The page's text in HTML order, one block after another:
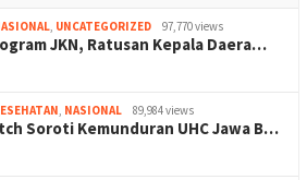
, UNCATEGORIZED 97,770 views
JKN, Ratusan Kepala Daera…
, NASIONAL 89,984 views
Soroti Kemunduran UHC Jawa B…